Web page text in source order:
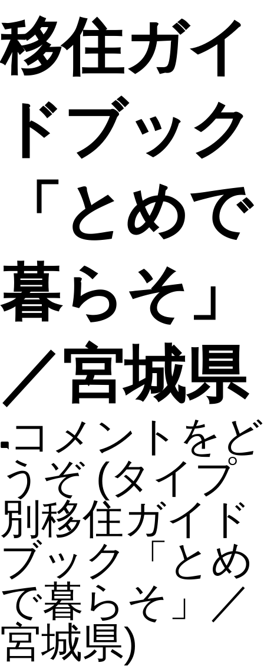
移住ガイ
ドブック
「とめで
暮らそ」
／宮城県
コメントをど
うぞ (タイプ
別移住ガイド
ブック「とめ
で暮らそ」／
宮城県)